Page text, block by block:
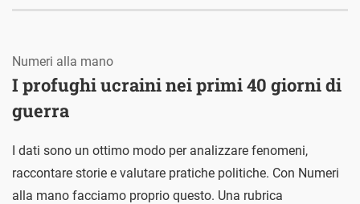
I profughi ucraini nei primi 40 giorni di
guerra
Numeri alla mano
I dati sono un ottimo modo per analizzare fenomeni,
raccontare storie e valutare pratiche politiche. Con Numeri
alla mano facciamo proprio questo. Una rubrica